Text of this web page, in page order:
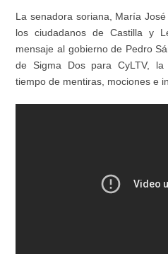
La senadora soriana, María
los ciudadanos de Castilla y
mensaje al gobierno de Pedro
de Sigma Dos para CyLTV,
tiempo de mentiras, mociones e